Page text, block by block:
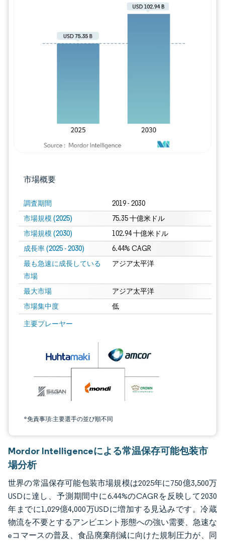
市場概要
調査期間 2019 - 2030
市場規模 (2025) 75.35 十億米ドル
市場規模 (2030) 102.94 十億米ドル
成長率 (2025 - 2030) 6.44% CAGR
最も急速に成長している
市場
アジア太平洋
最大市場 アジア太平洋
市場集中度 低
主要プレーヤー
*免責事項:主要選手の並び順不同
画像 © Mordor Intelligence。再利用にはCC BY 4.0の表示が必要です。
Mordor Intelligenceによる常温保存可能包装市
場分析
世界の常温保存可能包装市場規模は2025年に750億3,500万
USDに達し、予測期間中に6.44%のCAGRを反映して2030
年までに1,029億4,000万USDに増加する見込みです。冷蔵
物流を不要とするアンビエント形態への強い需要、急速な
eコマースの普及、食品廃棄削減に向けた規制圧力が、同